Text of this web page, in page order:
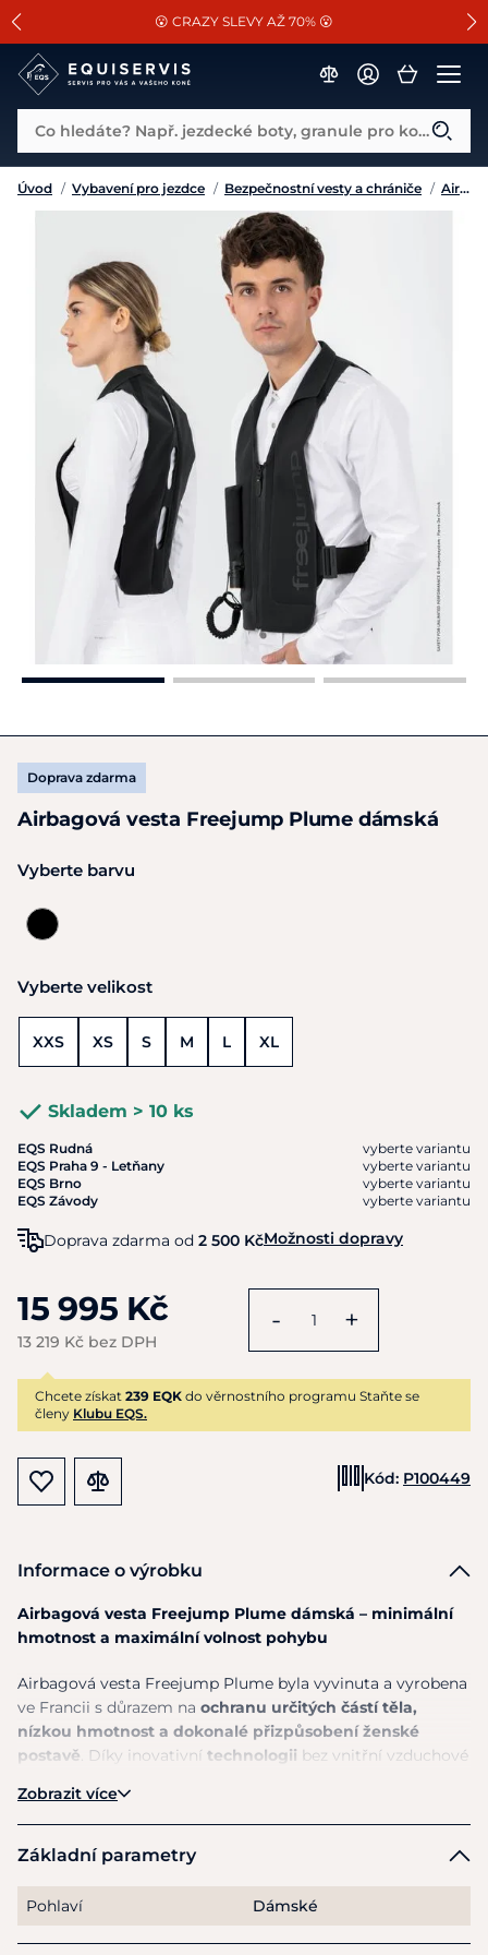
SLEVA 13% na vše od Cassini!
😮 CRAZY SLEVY AŽ 70% 😮
📐Pasování a doplňky k vybraným sedlům ZDARMA 🐴
Co hledáte? Např. jezdecké boty, granule pro koně...
Úvod / Vybavení pro jezdce / Bezpečnostní vesty a chrániče / Airbagové vesty
Doprava zdarma
Airbagová vesta Freejump Plume dámská
Vyberte barvu
Vyberte velikost
XXS XS S M L XL
Skladem > 10 ks
EQS Rudná
vyberte variantu
EQS Praha 9 - Letňany
vyberte variantu
EQS Brno
vyberte variantu
EQS Závody
vyberte variantu
Doprava zdarma od 2 500 KčMožnosti dopravy
15 995 Kč
13 219 Kč bez DPH
- +
Chcete získat 239 EQK do věrnostního programu Staňte se
členy Klubu EQS.
Kód: P100449
Informace o výrobku
Airbagová vesta Freejump Plume dámská – minimální
hmotnost a maximální volnost pohybu
Airbagová vesta Freejump Plume byla vyvinuta a vyrobena
ve Francii s důrazem na ochranu určitých částí těla,
nízkou hmotnost a dokonalé přizpůsobení ženské
postavě. Díky inovativní technologii bez vnitřní vzduchové
tenký, lehký a zároveň vysoce odolný systém.
Vesta seaktivuje při pádu a během pouhých 90 ms
normy
NF S72-800-2022
Chrání klíčové oblasti – krk,
aktivaci nafoukne a poskytuje zvýšenou ochranu krční
Zobrazit více
Základní parametry
Pohlaví Dámské